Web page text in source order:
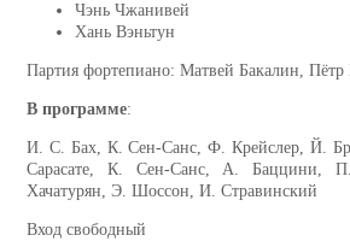
Чэнь Чжанивей
Хань Вэньтун
Партия фортепиано: Матвей Бакалин, Пётр
В программе:
И. С. Бах, К. Сен-Санс, Ф. Крейслер, Й.
Сарасате, К. Сен-Санс, А. Баццини,
Хачатурян, Э. Шоссон, И. Стравинский
Вход свободный